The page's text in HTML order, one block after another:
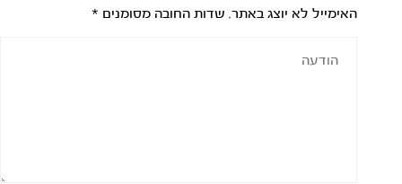
האימייל לא יוצג באתר. שדות החובה מסומנים *